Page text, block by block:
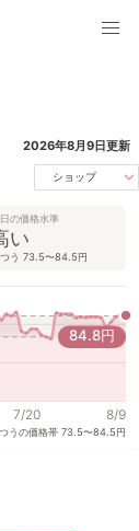
2026年8月9日更新
ショップ
の価格水準
い
う 73.5〜84.5円
7/20 8/9
84.8円
うの価格帯73.5〜84.5円